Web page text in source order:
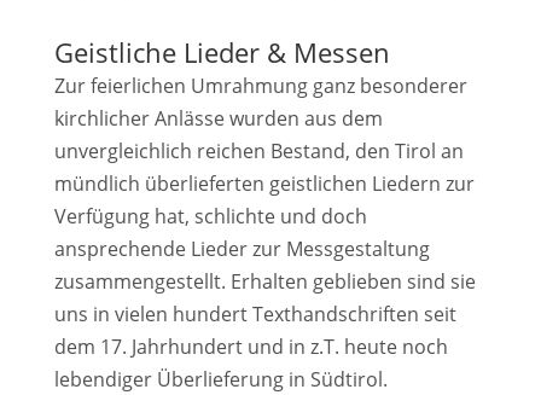
Geistliche Lieder & Messen
Zur feierlichen Umrahmung ganz besonderer
kirchlicher Anlässe wurden aus dem
unvergleichlich reichen Bestand, den Tirol an
mündlich überlieferten geistlichen Liedern zur
Verfügung hat, schlichte und doch
ansprechende Lieder zur Messgestaltung
zusammengestellt. Erhalten geblieben sind sie
uns in vielen hundert Texthandschriften seit
dem 17. Jahrhundert und in z.T. heute noch
lebendiger Überlieferung in Südtirol.